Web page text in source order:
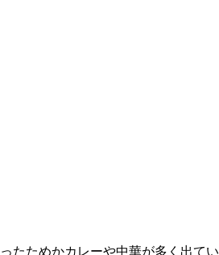
たためかカレーや中華が多く出て